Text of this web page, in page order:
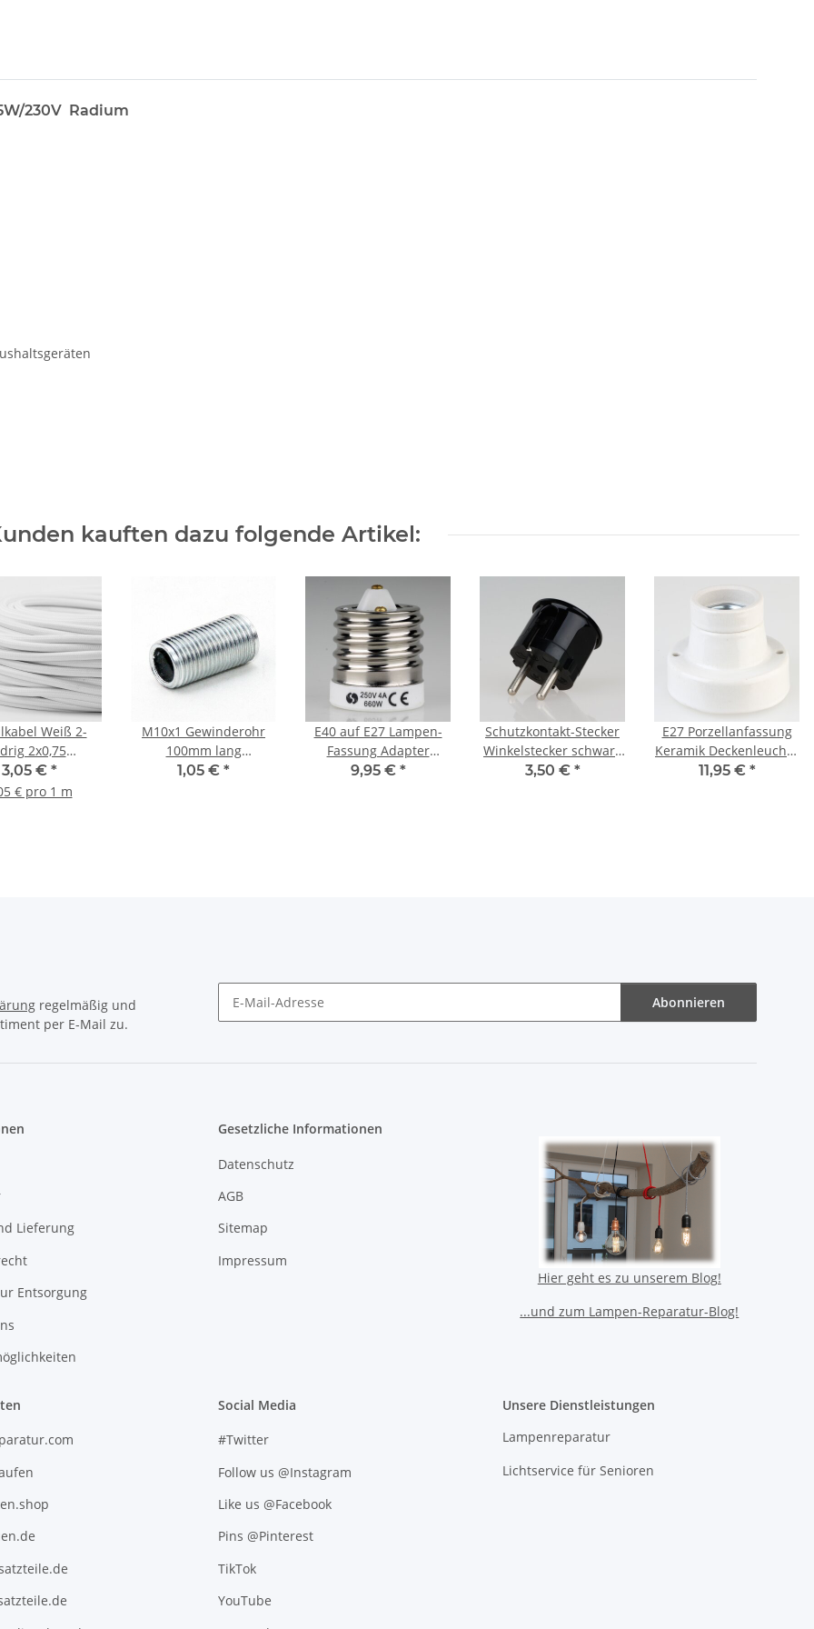
230V Radium
kauften dazu folgende Artikel:
Weiß 2-
2x0,75
3,05 € *
€ pro 1 m
M10x1 Gewinderohr
100mm lang
Metall/Eisen verzinkt
1,05 € *
E40 auf E27 Lampen-
Fassung Adapter
Keramik für alte
9,95 € *
Schutzkontakt-Stecker
Winkelstecker schwarz
Bakelit Optik 250V/16A
3,50 € *
E27 Porzellanfassung
Keramik Deckenleuchte
gerade 250V/4A
11,95 € *
regelmäßig und
per E-Mail zu.
Abonnieren
Lieferung
Entsorgung
Gesetzliche Informationen
Datenschutz
AGB
Sitemap
Impressum
Hier geht es zu unserem Blog!
...und zum Lampen-Reparatur-Blog!
Social Media
#Twitter
Follow us @Instagram
Like us @Facebook
Pins @Pinterest
TikTok
YouTube
Unsere Dienstleistungen
Lampenreparatur
Lichtservice für Senioren